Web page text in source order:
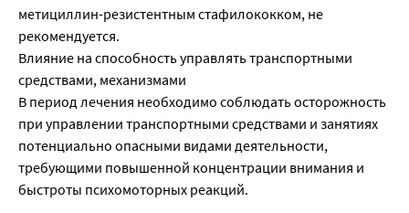
метициллин-резистентным стафилококком, не
рекомендуется.
Влияние на способность управлять транспортными
средствами, механизмами
В период лечения необходимо соблюдать осторожность
при управлении транспортными средствами и занятиях
потенциально опасными видами деятельности,
требующими повышенной концентрации внимания и
быстроты психомоторных реакций.